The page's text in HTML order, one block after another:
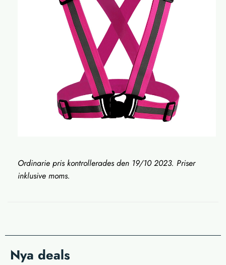
Ordinarie pris kontrollerades den 19/10 2023. Priser
inklusive moms.
Nya deals